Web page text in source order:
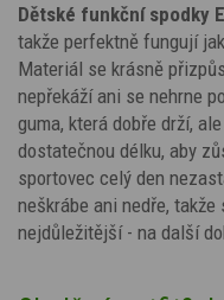
Dětské funkční spodky
takže perfektně fungují
Materiál se krásně
nepřekáží ani se nehrne
guma, která dobře drží,
dostatečnou délku, aby
sportovec celý den
neškrábe ani nedře,
nejdůležitější - na další